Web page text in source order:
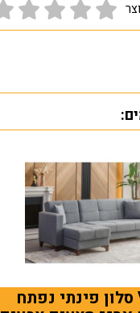
VOLGA סלון פינתי נפתח